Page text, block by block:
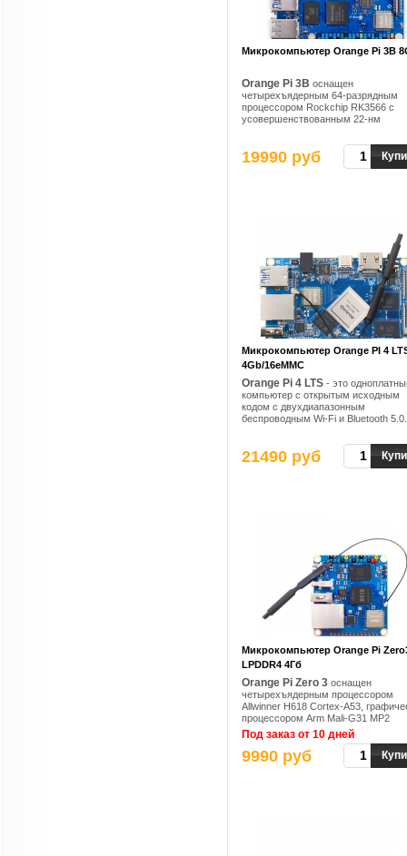
Микрокомпьютер Orange Pi 3B
Orange Pi 3B оснащен
четырехъядерным 64-разрядным
процессором Rockchip RK3566 с
усовершенствованным 22-нм
1,8 ГГц, встроенным графическим
процессором ARM G52 2EE,
встроенным ускорителем
19990 руб
Микрокомпьютер Orange PI 4
4Gb/16eMMC
Orange Pi 4 LTS - это
компьютер с открытым исходным
кодом с двухдиапазонным
беспроводным Wi-Fi и Bluetooth 5.0.
21490 руб
Микрокомпьютер Orange Pi
LPDDR4 4Гб
Orange Pi Zero 3 оснащен
четырехъядерным процессором
Allwinner H618 Cortex-A53,
процессором Arm Mali-G31 MP2
Под заказ от 10 дней
9990 руб